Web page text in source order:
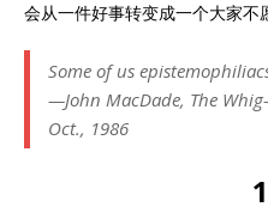
会从一件好事转变成一个大家不
Some of us
—John MacDade, The
Oct., 1986